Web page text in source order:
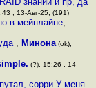
, 13-Авг-25, (191)
в мейнлайне,
, Минона (ok),
(?), 15:26 , 14-
сорри У меня